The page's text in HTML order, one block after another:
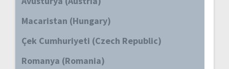
Macaristan (Hungary)
Çek Cumhuriyeti (Czech Republic)
Romanya (Romania)